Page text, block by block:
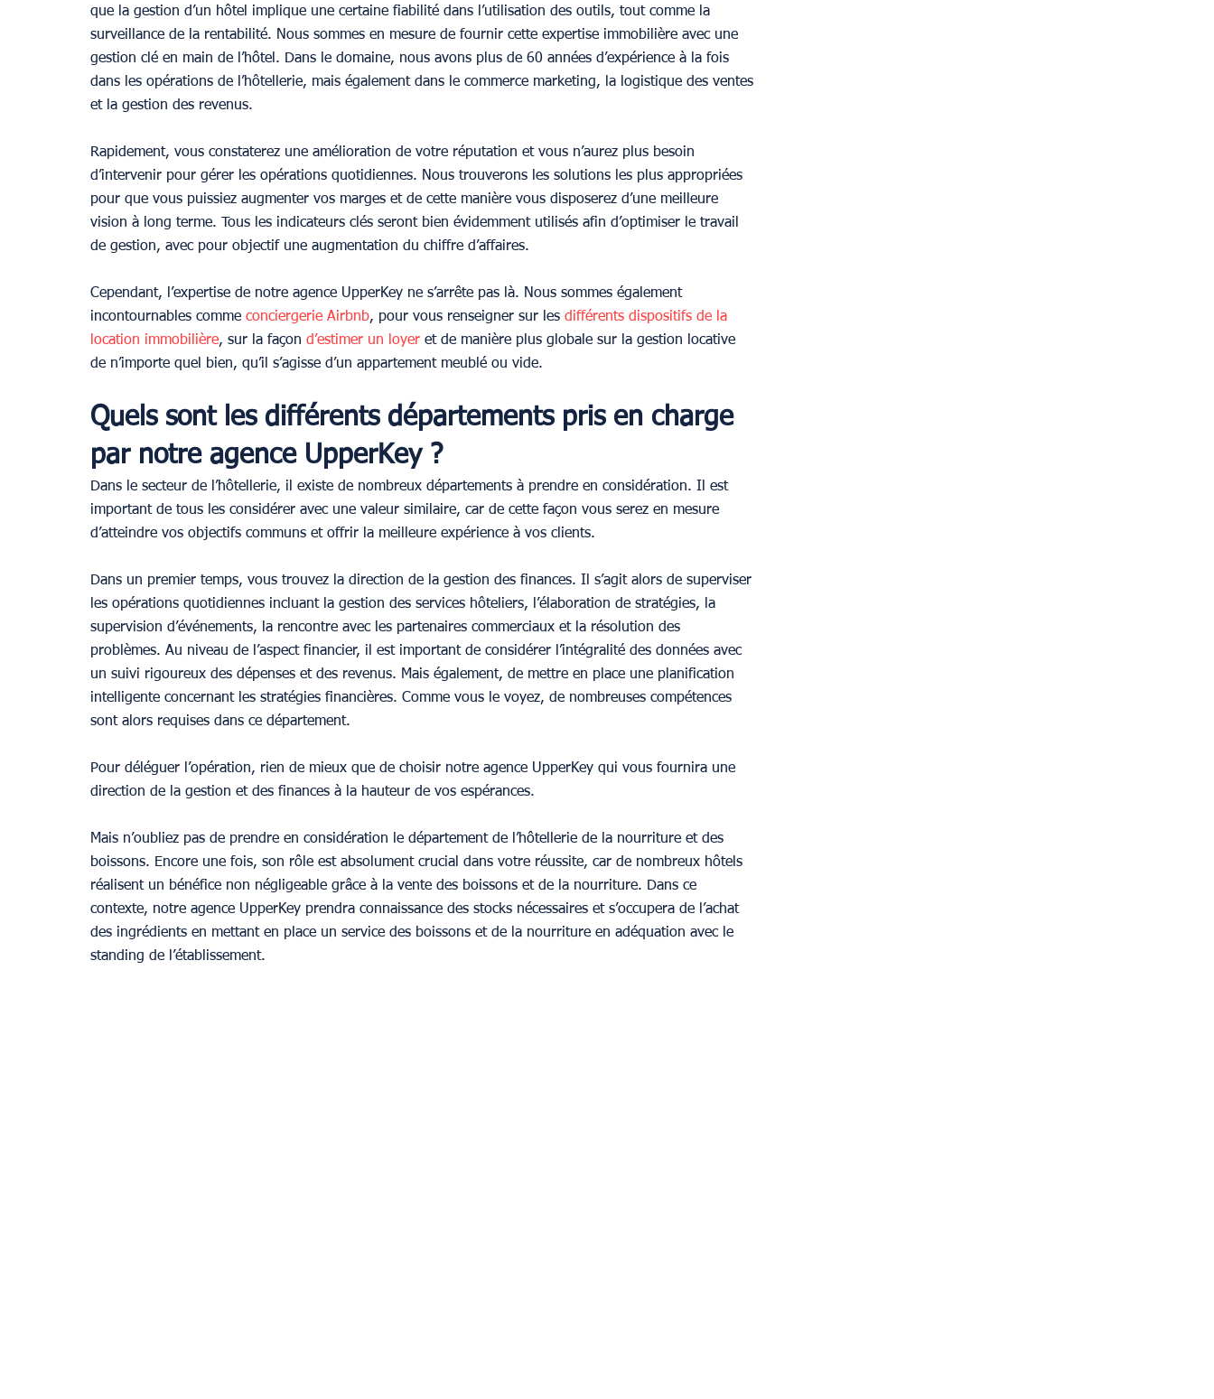
que la gestion d’un hôtel implique une certaine fiabilité dans l’utilisation des outils, tout comme la
surveillance de la rentabilité. Nous sommes en mesure de fournir cette expertise immobilière avec une
gestion clé en main de l’hôtel. Dans le domaine, nous avons plus de 60 années d’expérience à la fois
dans les opérations de l’hôtellerie, mais également dans le commerce marketing, la logistique des ventes
et la gestion des revenus.
Rapidement, vous constaterez une amélioration de votre réputation et vous n’aurez plus besoin
d’intervenir pour gérer les opérations quotidiennes. Nous trouverons les solutions les plus appropriées
pour que vous puissiez augmenter vos marges et de cette manière vous disposerez d’une meilleure
vision à long terme. Tous les indicateurs clés seront bien évidemment utilisés afin d’optimiser le travail
de gestion, avec pour objectif une augmentation du chiffre d’affaires.
Cependant, l’expertise de notre agence UpperKey ne s’arrête pas là. Nous sommes également
incontournables comme conciergerie Airbnb, pour vous renseigner sur les différents dispositifs de la
location immobilière, sur la façon d’estimer un loyer et de manière plus globale sur la gestion locative
de n’importe quel bien, qu’il s’agisse d’un appartement meublé ou vide.
Quels sont les différents départements pris en charge
par notre agence UpperKey ?
Dans le secteur de l’hôtellerie, il existe de nombreux départements à prendre en considération. Il est
important de tous les considérer avec une valeur similaire, car de cette façon vous serez en mesure
d’atteindre vos objectifs communs et offrir la meilleure expérience à vos clients.
Dans un premier temps, vous trouvez la direction de la gestion des finances. Il s’agit alors de superviser
les opérations quotidiennes incluant la gestion des services hôteliers, l’élaboration de stratégies, la
supervision d’événements, la rencontre avec les partenaires commerciaux et la résolution des
problèmes. Au niveau de l’aspect financier, il est important de considérer l’intégralité des données avec
un suivi rigoureux des dépenses et des revenus. Mais également, de mettre en place une planification
intelligente concernant les stratégies financières. Comme vous le voyez, de nombreuses compétences
sont alors requises dans ce département.
Pour déléguer l’opération, rien de mieux que de choisir notre agence UpperKey qui vous fournira une
direction de la gestion et des finances à la hauteur de vos espérances.
Mais n’oubliez pas de prendre en considération le département de l’hôtellerie de la nourriture et des
boissons. Encore une fois, son rôle est absolument crucial dans votre réussite, car de nombreux hôtels
réalisent un bénéfice non négligeable grâce à la vente des boissons et de la nourriture. Dans ce
contexte, notre agence UpperKey prendra connaissance des stocks nécessaires et s’occupera de l’achat
des ingrédients en mettant en place un service des boissons et de la nourriture en adéquation avec le
standing de l’établissement.